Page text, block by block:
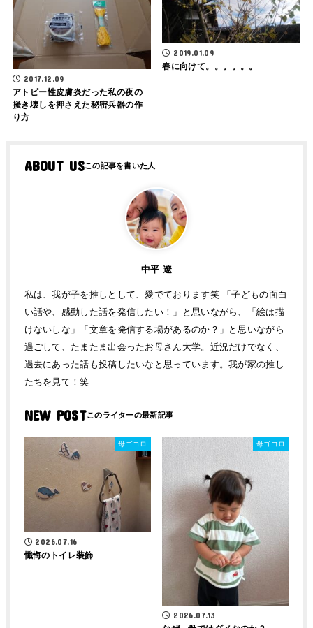
2017.12.09
アトピー性皮膚炎だった私の夜の
掻き壊しを押さえた秘密兵器の作
り方
2019.01.09
春に向けて。。。。。。
ABOUT US
中平 遼
私は、我が子を推しとして、愛でております笑 「子どもの面白
い話や、感動した話を発信したい！」と思いながら、「絵は描
けないしな」「文章を発信する場があるのか？」と思いながら
過ごして、たまたま出会ったお母さん大学。近況だけでなく、
過去にあった話も投稿したいなと思っています。我が家の推し
たちを見て！笑
NEW POST
母ゴコロ
2026.07.16
懺悔のトイレ装飾
母ゴコロ
2026.07.13